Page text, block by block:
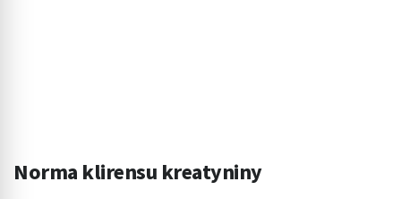
Norma klirensu kreatyniny
Funkcje specjalne IAB: